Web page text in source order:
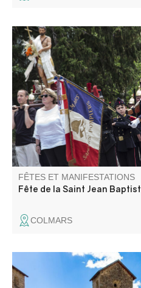
Venez découvrir la St Jean-
pompiers et cantinières
aubades, cérémonies, bals
musique en fanfare,
FÊTES ET MANIFESTATIONS
Fête de la Saint Jean
COLMARS
Saveurs, senteurs, bijoux,